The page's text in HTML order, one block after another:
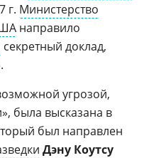
г. Министерство
направило
секретный доклад,
угрозой,
была высказана в
был направлен
Дэну Коутсу